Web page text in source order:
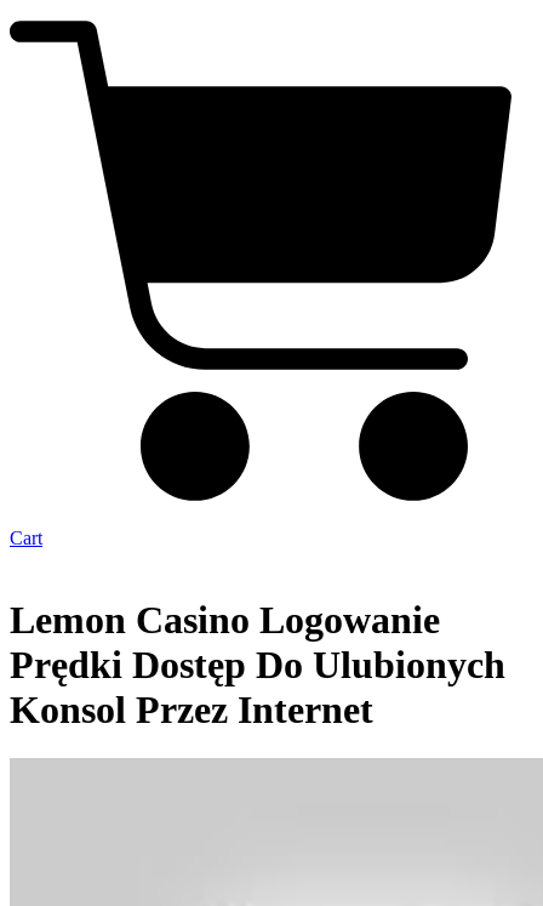
Cart
Lemon Casino Logowanie
Prędki Dostęp Do Ulubionych
Konsol Przez Internet